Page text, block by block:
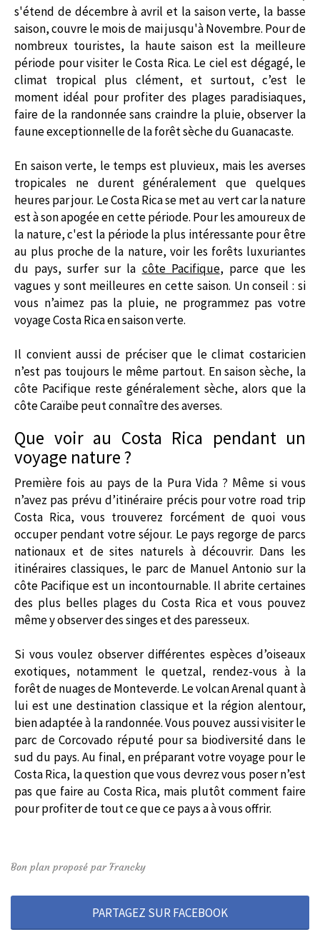
s'étend de décembre à avril et la saison verte, la basse
saison, couvre le mois de mai jusqu'à Novembre. Pour de
nombreux touristes, la haute saison est la meilleure
période pour visiter le Costa Rica. Le ciel est dégagé, le
climat tropical plus clément, et surtout, c’est le
moment idéal pour profiter des plages paradisiaques,
faire de la randonnée sans craindre la pluie, observer la
faune exceptionnelle de la forêt sèche du Guanacaste.
En saison verte, le temps est pluvieux, mais les averses
tropicales ne durent généralement que quelques
heures par jour. Le Costa Rica se met au vert car la nature
est à son apogée en cette période. Pour les amoureux de
la nature, c'est la période la plus intéressante pour être
au plus proche de la nature, voir les forêts luxuriantes
du pays, surfer sur la côte Pacifique, parce que les
vagues y sont meilleures en cette saison. Un conseil : si
vous n’aimez pas la pluie, ne programmez pas votre
voyage Costa Rica en saison verte.
Il convient aussi de préciser que le climat costaricien
n’est pas toujours le même partout. En saison sèche, la
côte Pacifique reste généralement sèche, alors que la
côte Caraïbe peut connaître des averses.
Que voir au Costa Rica pendant un
voyage nature ?
Première fois au pays de la Pura Vida ? Même si vous
n’avez pas prévu d’itinéraire précis pour votre road trip
Costa Rica, vous trouverez forcément de quoi vous
occuper pendant votre séjour. Le pays regorge de parcs
nationaux et de sites naturels à découvrir. Dans les
itinéraires classiques, le parc de Manuel Antonio sur la
côte Pacifique est un incontournable. Il abrite certaines
des plus belles plages du Costa Rica et vous pouvez
même y observer des singes et des paresseux.
Si vous voulez observer différentes espèces d’oiseaux
exotiques, notamment le quetzal, rendez-vous à la
forêt de nuages de Monteverde. Le volcan Arenal quant à
lui est une destination classique et la région alentour,
bien adaptée à la randonnée. Vous pouvez aussi visiter le
parc de Corcovado réputé pour sa biodiversité dans le
sud du pays. Au final, en préparant votre voyage pour le
Costa Rica, la question que vous devrez vous poser n’est
pas que faire au Costa Rica, mais plutôt comment faire
pour profiter de tout ce que ce pays a à vous offrir.
Bon plan proposé par Francky
PARTAGEZ SUR FACEBOOK